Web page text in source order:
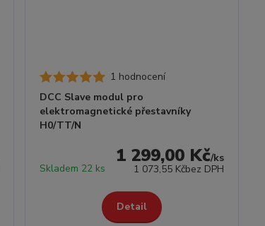
1 hodnocení
DCC Slave modul pro
elektromagnetické přestavníky
H0/TT/N
1 299,00 Kč/ks
1 073,55 Kčbez DPH
Skladem 22 ks
Detail